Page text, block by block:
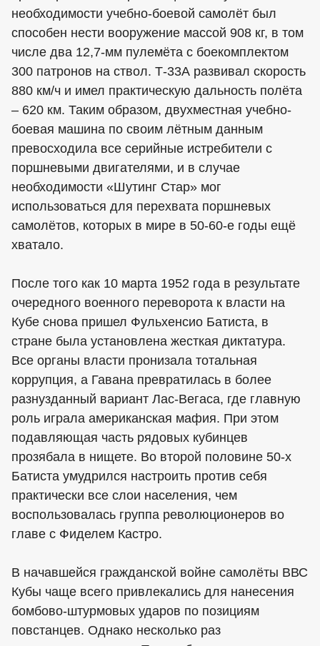
необходимости учебно-боевой самолёт был
способен нести вооружение массой 908 кг, в том
числе два 12,7-мм пулемёта с боекомплектом
300 патронов на ствол. Т-33А развивал скорость
880 км/ч и имел практическую дальность полёта
– 620 км. Таким образом, двухместная учебно-
боевая машина по своим лётным данным
превосходила все серийные истребители с
поршневыми двигателями, и в случае
необходимости «Шутинг Стар» мог
использоваться для перехвата поршневых
самолётов, которых в мире в 50-60-е годы ещё
хватало.
После того как 10 марта 1952 года в результате
очередного военного переворота к власти на
Кубе снова пришел Фульхенсио Батиста, в
стране была установлена жесткая диктатура.
Все органы власти пронизала тотальная
коррупция, а Гавана превратилась в более
разнузданный вариант Лас-Вегаса, где главную
роль играла американская мафия. При этом
подавляющая часть рядовых кубинцев
прозябала в нищете. Во второй половине 50-х
Батиста умудрился настроить против себя
практически все слои населения, чем
воспользовалась группа революционеров во
главе с Фиделем Кастро.
В начавшейся гражданской войне самолёты ВВС
Кубы чаще всего привлекались для нанесения
бомбово-штурмовых ударов по позициям
повстанцев. Однако несколько раз